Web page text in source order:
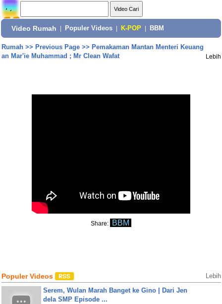
Video Rumah Populer Videos K-POP BBM
Rumah>> Previous Page>> Pemakaman Mantan Menteri Keuang
an Mar'ie Muhammad ; Mr Clean Wafat
Lebih
Share: BBM
Populer Videos Lebih
Serem, Wulan Marah Banget ke Gino | Dari Jen
dela SMP Episode ...